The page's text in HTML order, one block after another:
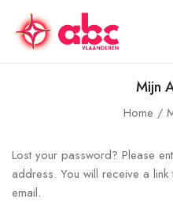
Mijn
Home
Lost your password? Please
address. You will receive a
email.